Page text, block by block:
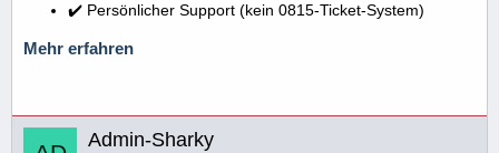
✔️ Persönlicher Support (kein 0815-Ticket-System)
Mehr erfahren
Admin-Sharky